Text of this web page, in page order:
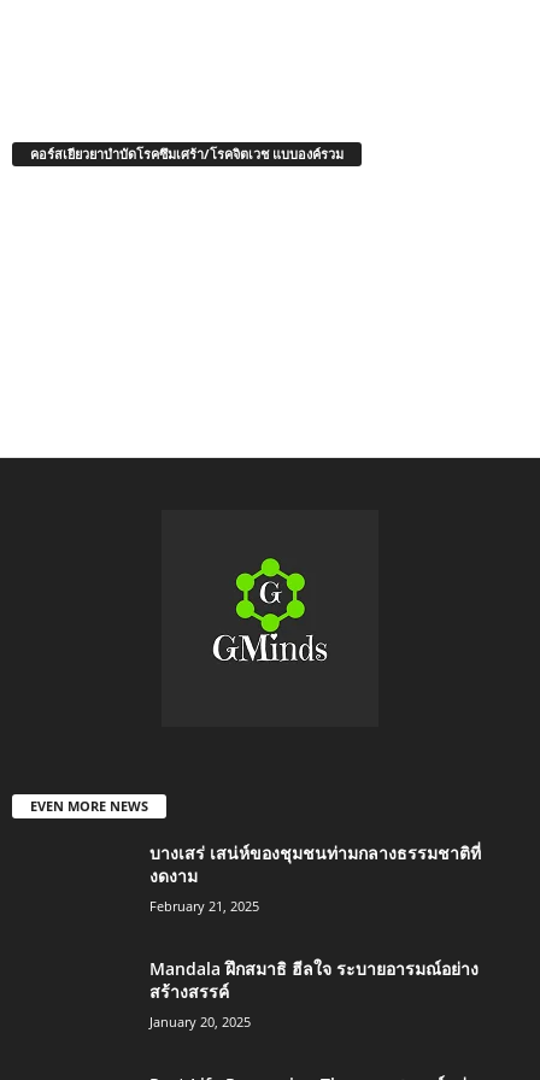
คอร์สเยียวยาบำบัดโรคซึมเศร้า/โรคจิตเวช แบบองค์รวม
EVEN MORE NEWS
บางเสร่ เสน่ห์ของชุมชนท่ามกลางธรรมชาติที่
งดงาม
February 21, 2025
Mandala ฝึกสมาธิ ฮีลใจ ระบายอารมณ์อย่าง
สร้างสรรค์
January 20, 2025